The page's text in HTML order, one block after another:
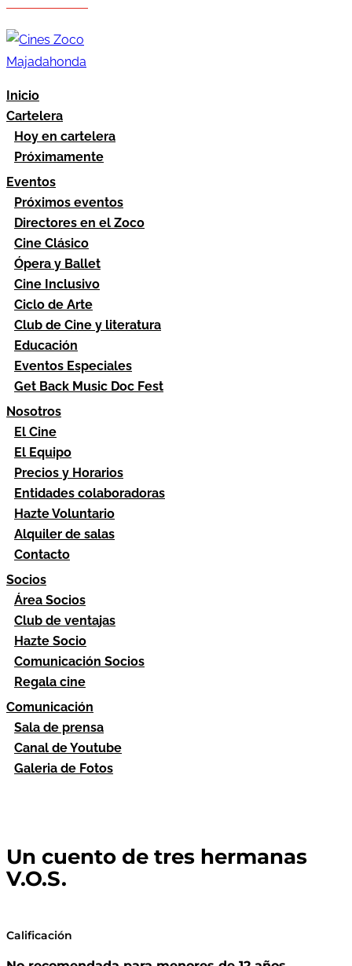
Inicio
Cartelera
Hoy en cartelera
Próximamente
Eventos
Próximos eventos
Directores en el Zoco
Cine Clásico
Ópera y Ballet
Cine Inclusivo
Ciclo de Arte
Club de Cine y literatura
Educación
Eventos Especiales
Get Back Music Doc Fest
Nosotros
El Cine
El Equipo
Precios y Horarios
Entidades colaboradoras
Hazte Voluntario
Alquiler de salas
Contacto
Socios
Área Socios
Club de ventajas
Hazte Socio
Comunicación Socios
Regala cine
Comunicación
Sala de prensa
Canal de Youtube
Galeria de Fotos
Un cuento de tres hermanas
V.O.S.
Calificación